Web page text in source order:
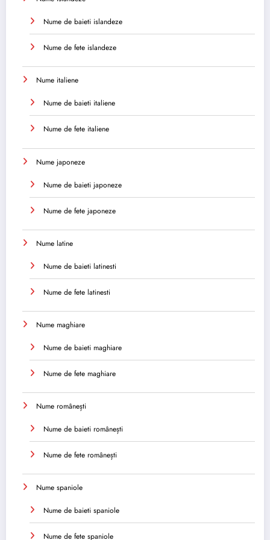
Nume de baieti islandeze
Nume de fete islandeze
Nume italiene
Nume de baieti italiene
Nume de fete italiene
Nume japoneze
Nume de baieti japoneze
Nume de fete japoneze
Nume latine
Nume de baieti latinesti
Nume de fete latinesti
Nume maghiare
Nume de baieti maghiare
Nume de fete maghiare
Nume românești
Nume de baieti românești
Nume de fete românești
Nume spaniole
Nume de baieti spaniole
Nume de fete spaniole